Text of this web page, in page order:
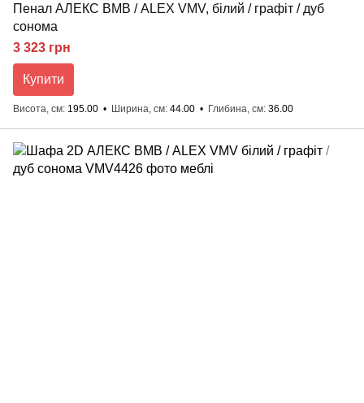
Пенал АЛЕКС ВМВ / ALEX VMV, білий / графіт / дуб
сонома
3 323 грн
Купити
Висота, см 195.00 Ширина, см 44.00 Глибина, см 36.00